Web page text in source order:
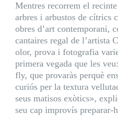
Mentres recorrem el
arbres i arbustos de cítrics
obres d’art contemporani,
cantaires regal de l’artista
olor, prova i fotografia
primera vegada que les
fly, que provaràs perquè
curiós per la textura
seus matisos exòtics»,
seu cap improvís preparar-